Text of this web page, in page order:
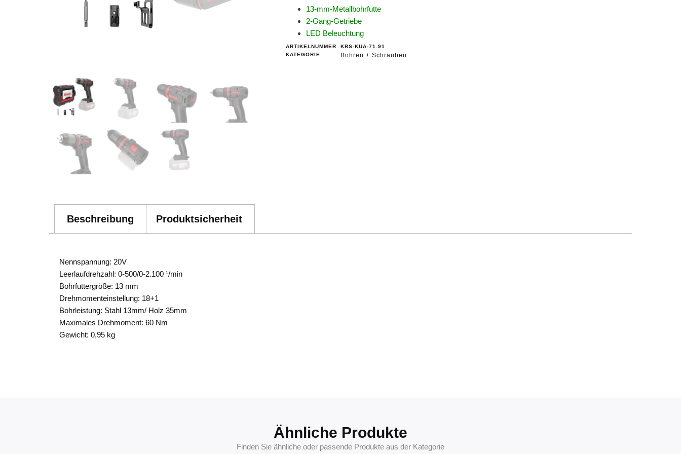
13-mm-Metallbohrfutte
2-Gang-Getriebe
LED Beleuchtung
ARTIKELNUMMER
KRS-KUA-71.91
KATEGORIE
Bohren + Schrauben
Beschreibung Produktsicherheit
Nennspannung: 20V
Leerlaufdrehzahl: 0-500/0-2.100 ¹/min
Bohrfuttergröße: 13 mm
Drehmomenteinstellung: 18+1
Bohrleistung: Stahl 13mm/ Holz 35mm
Maximales Drehmoment: 60 Nm
Gewicht: 0,95 kg
Ähnliche Produkte
Finden Sie ähnliche oder passende Produkte aus der Kategorie